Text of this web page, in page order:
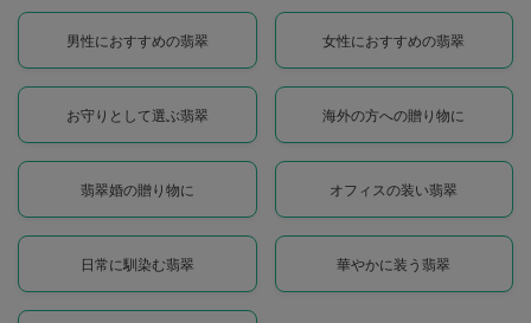
男性におすすめの翡翠 女性におすすめの翡翠
お守りとして選ぶ翡翠 海外の方への贈り物に
翡翠婚の贈り物に オフィスの装い翡翠
日常に馴染む翡翠 華やかに装う翡翠